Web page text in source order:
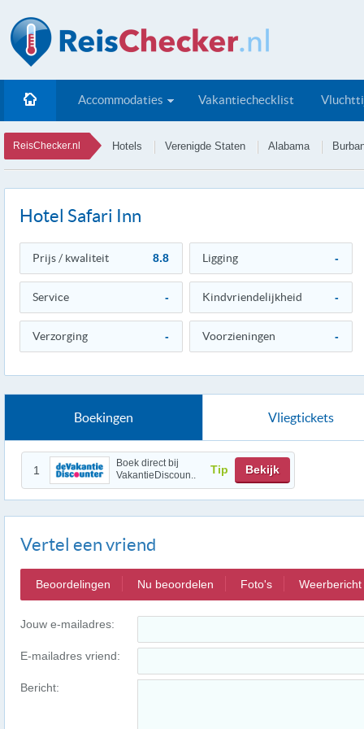
Accommodaties Vakantiechecklist
ReisChecker.nl Hotels Verenigde Staten Alabama
Hotel Safari Inn
Prijs / kwaliteit 8.8 Ligging -
Service - Kindvriendelijkheid -
Verzorging - Voorzieningen -
Boekingen Vliegtickets
1
Boek direct bij
VakantieDiscoun..
Tip Bekijk
Vertel een vriend
Beoordelingen Nu beoordelen Foto's Weerbericht
Jouw e-mailadres:
E-mailadres vriend:
Bericht: